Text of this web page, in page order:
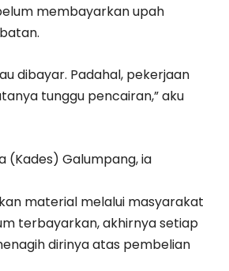
membayarkan upah
dibayar. Padahal, pekerjaan
tunggu pencairan,” aku
(Kades) Galumpang, ia
material melalui masyarakat
terbayarkan, akhirnya setiap
dirinya atas pembelian